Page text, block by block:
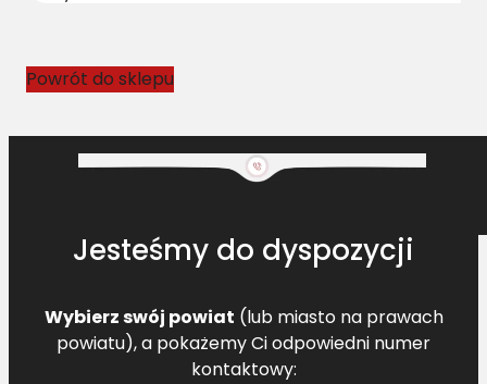
3
3
Powrót do sklepu
Jesteśmy do dyspozycji
Wybierz swój powiat (lub miasto na prawach
powiatu), a pokażemy Ci odpowiedni numer
kontaktowy: